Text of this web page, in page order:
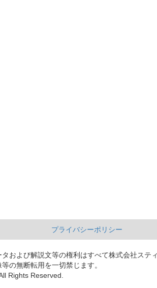
プライバシーポリシー
および解説文等の権利はすべて株式会社ステ
の無断転用を一切禁じます。
Rights Reserved.